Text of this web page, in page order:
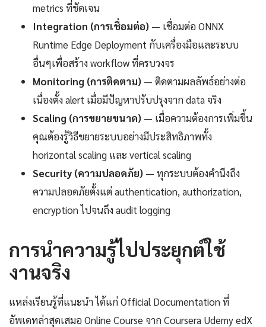
metrics ที่ชัดเจน
Integration (การเชื่อมต่อ) — เชื่อมต่อ ONNX
Runtime Edge Deployment กับเครื่องมือและระบบ
อื่นๆเพื่อสร้าง workflow ที่ครบวงจร
Monitoring (การติดตาม) — ติดตามผลลัพธ์อย่างต่อ
เนื่องตั้ง alert เมื่อมีปัญหาปรับปรุงจาก data จริง
Scaling (การขยายขนาด) — เมื่อความต้องการเพิ่มขึ้น
คุณต้องรู้วิธีขยายระบบอย่างมีประสิทธิภาพทั้ง
horizontal scaling และ vertical scaling
Security (ความปลอดภัย) — ทุกระบบต้องคำนึงถึง
ความปลอดภัยตั้งแต่ authentication, authorization,
encryption ไปจนถึง audit logging
การนำความรู้ไปประยุกต์ใช้
งานจริง
แหล่งเรียนรู้ที่แนะนำ ได้แก่ Official Documentation ที่
อัพเดทล่าสุดเสมอ Online Course จาก Coursera Udemy edX